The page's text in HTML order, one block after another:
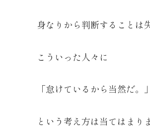
身なりから判断することは
こういった人々に
「怠けているから当然だ。」
という考え方は当てはまり